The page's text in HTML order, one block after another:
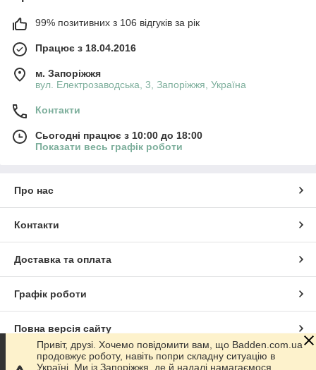
99% позитивних з 106 відгуків за рік
Працює з 18.04.2016
м. Запоріжжя
вул. Електрозаводська, 3, Запоріжжя, Україна
Контакти
Сьогодні працює з 10:00 до 18:00
Показати весь графік роботи
Про нас
Контакти
Доставка та оплата
Графік роботи
Повна версія сайту
Сайт створено на маркетплейсіProm.ua
Привіт, друзі. Хочемо повідомити вам, що Badden.com.ua
продовжує роботу, навіть попри складну ситуацію в
Україні. Ми із Запоріжжя, де й надалі намагаємося